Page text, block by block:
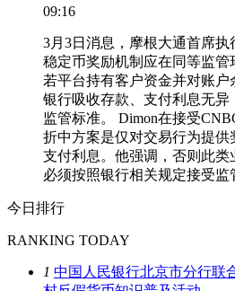
09:16
3月3日消息，摩根大通首席执
稳定币奖励机制应在同等监管
若平台持有客户资金并对账
银行吸收存款、支付利息无异
监管标准。 Dimon在接受
折中方案是仅对交易行为提
支付利息。他强调，否则此类
必须按照银行相关规定接受监
今日排行
RANKING TODAY
1 中国人民银行北京市分行联